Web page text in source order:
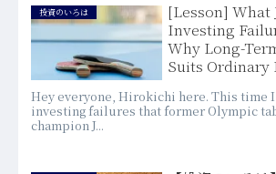
投資のいろは
[Lesson] What
Investing
Why Long-
Suits Ordinary
Hey everyone, Hirokichi here. This time
investing failures that former Olympic
champion J...